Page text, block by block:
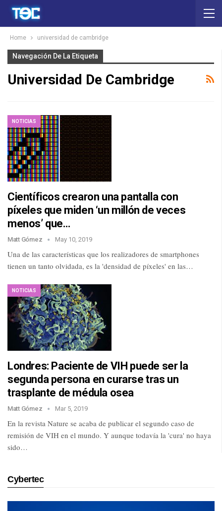
Home universidad de cambridge
Navegación De La Etiqueta
Universidad De Cambridge
NOTICIAS
Científicos crearon una pantalla con
píxeles que miden ‘un millón de veces
menos’ que…
Matt Gómez May 10, 2019
Una de las características que los realizadores de smartphones
tienen un tanto olvidada, es la 'densidad de píxeles' en las…
NOTICIAS
Londres: Paciente de VIH puede ser la
segunda persona en curarse tras un
trasplante de médula osea
Matt Gómez Mar 5, 2019
En la revista Nature se acaba de publicar el segundo caso de
remisión de VIH en el mundo. Y aunque todavía la 'cura' no haya
sido…
Cybertec